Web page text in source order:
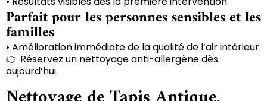
Parfait pour les personnes sensibles et les
familles
• Amélioration immédiate de la qualité de l’air intérieur.
👉 Réservez un nettoyage anti-allergène dès
aujourd’hui.